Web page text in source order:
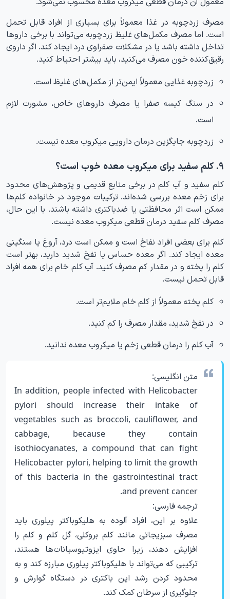
مصرف زردچوبه در غذا معمولاً برای بسیاری از افراد قابل تحمل
است. اما مصرف مکمل‌های غلیظ زردچوبه می‌تواند با برخی داروها
تداخل داشته باشد یا در مشکلات صفراوی درد ایجاد کند. اگر داروی
رقیق‌کننده خون مصرف می‌کنید، باید بیشتر احتیاط کنید.
زردچوبه غذایی معمولاً ایمن‌تر از مکمل‌های غلیظ است.
در سنگ کیسه صفرا یا مصرف داروهای خاص، مشورت لازم
است.
زردچوبه جایگزین درمان دارویی میکروب معده نیست.
۹. کلم سفید برای میکروب معده خوب است؟
کلم سفید و آب کلم در برخی منابع قدیمی و پژوهش‌های محدود
برای زخم معده بررسی شده‌اند. ترکیبات موجود در خانواده کلم‌ها
ممکن است اثر محافظتی یا ضدباکتری داشته باشند. با این حال،
مصرف کلم سفید درمان قطعی میکروب معده نیست.
کلم برای بعضی افراد نفاخ است و ممکن است درد، آروغ یا سنگینی
معده ایجاد کند. اگر معده حساس یا نفخ شدید دارید، بهتر است
کلم را پخته و در مقدار کم مصرف کنید. آب کلم خام برای همه افراد
قابل تحمل نیست.
کلم پخته معمولاً از کلم خام ملایم‌تر است.
در نفخ شدید، مقدار مصرف را کم کنید.
آب کلم را درمان قطعی زخم یا میکروب معده ندانید.
متن انگلیسی:
In addition, people infected with Helicobacter
pylori should increase their intake of
vegetables such as broccoli, cauliflower, and
cabbage, because they contain
isothiocyanates, a compound that can fight
Helicobacter pylori, helping to limit the growth
of this bacteria in the gastrointestinal tract
and prevent cancer.
ترجمه فارسی:
علاوه بر این، افراد آلوده به هلیکوباکتر پیلوری باید
مصرف سبزیجاتی مانند کلم بروکلی، گل کلم و کلم را
افزایش دهند، زیرا حاوی ایزوتیوسیانات‌ها هستند،
ترکیبی که می‌تواند با هلیکوباکتر پیلوری مبارزه کند و به
محدود کردن رشد این باکتری در دستگاه گوارش و
جلوگیری از سرطان کمک کند.